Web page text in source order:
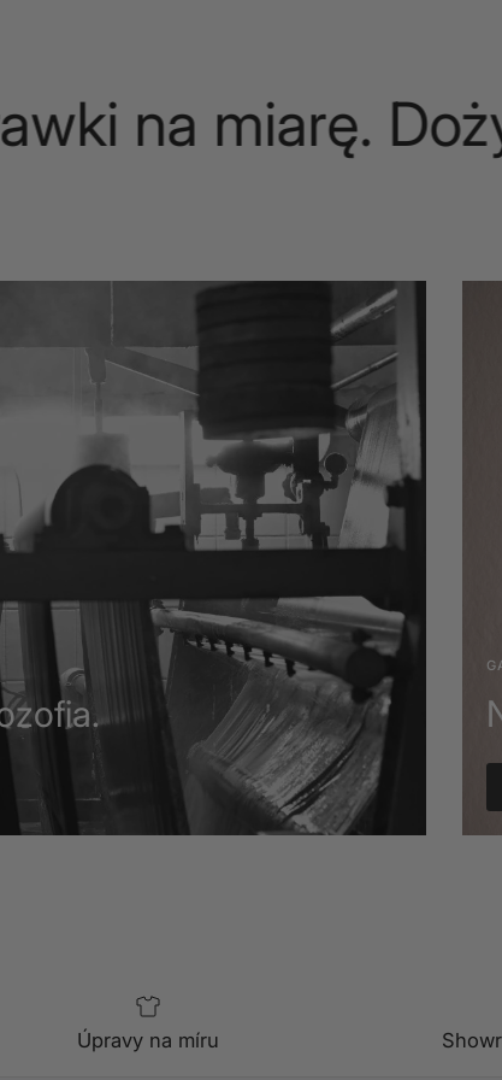
na miarę.
Úpravy na míru